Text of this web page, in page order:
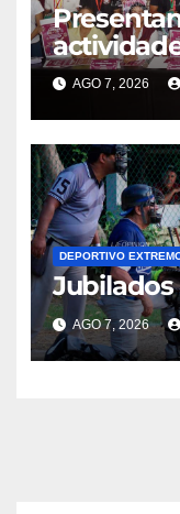
AGO 7, 2026
DEPORTIVO
Jubilados
AGO 7, 2026